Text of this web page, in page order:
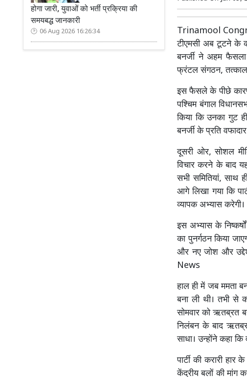
होगा जारी, युवाओं को भर्ती प्रक्रिया की
समयबद्ध जानकारी
06 Aug 2026 16:26:34
Trinamool
टीएमसी अब टूटने के
बनर्जी ने अहम
फ्रंटल संगठन,
इस फैसले के पीछे
पश्चिम बंगाल
किया कि उनका गुट
बनर्जी के प्रति
दूसरी ओर, सोशल
विचार करने के बाद
सभी समितियां,
आगे लिखा गया कि
व्यापक अभ्यास करेगी।
इस अभ्यास के
का पुनर्गठन किया
और नए जोश और
News
हाल ही में जब ममता
बना ली थी। तभी से
सोमवार को ऋतब्रत
निलंबन के बाद
साधा। उन्होंने कहा
पार्टी की करारी
केंद्रीय बलों की मांग